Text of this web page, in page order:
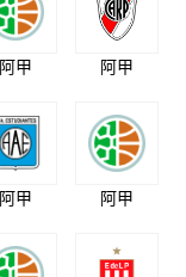
阿甲 阿甲
阿甲 阿甲